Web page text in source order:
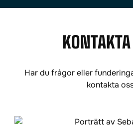
Har du frågor eller
kontakta